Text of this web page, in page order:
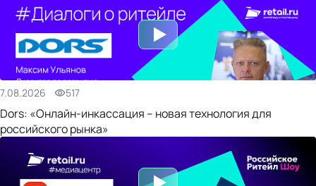
7.08.2026 517
Dors: «Онлайн-инкассация – новая технология для
российского рынка»